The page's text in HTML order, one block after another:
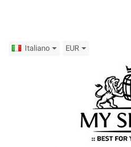
Italiano EUR